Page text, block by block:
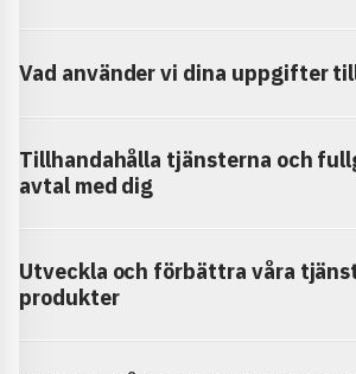
Vad använder vi dina uppgifter
Tillhandahålla tjänsterna och
avtal med dig
Utveckla och förbättra våra
produkter